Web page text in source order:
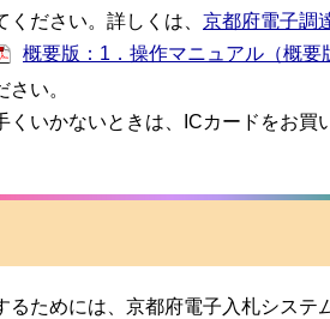
ください。詳しくは、 京都府電子調
概要版：1．操作マニュアル（概要
い。
くいかないときは、ICカードをお買
るためには、京都府電子入札システ